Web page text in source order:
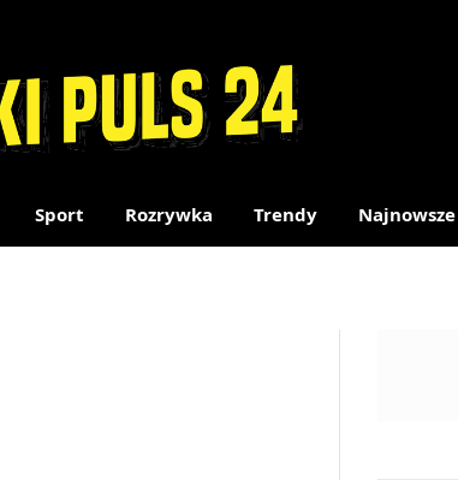
Sport Rozrywka Trendy